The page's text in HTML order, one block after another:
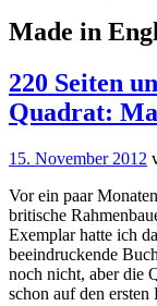
Made in
220 Seiten
Quadrat:
15. November 2012
Vor ein paar
britische
Exemplar hatte ich
beeindruckende
noch nicht, aber die
schon auf den